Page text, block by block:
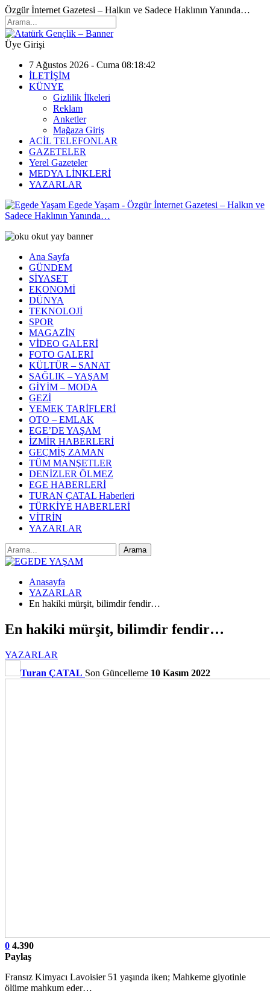
Özgür İnternet Gazetesi – Halkın ve Sadece Haklının Yanında…
Üye Girişi
7 Ağustos 2026 - Cuma 08:18:42
İLETİŞİM
KÜNYE
Gizlilik İlkeleri
Reklam
Anketler
Mağaza Giriş
ACİL TELEFONLAR
GAZETELER
Yerel Gazeteler
MEDYA LİNKLERİ
YAZARLAR
Egede Yaşam - Özgür İnternet Gazetesi – Halkın ve
Sadece Haklının Yanında…
Ana Sayfa
GÜNDEM
SİYASET
EKONOMİ
DÜNYA
TEKNOLOJİ
SPOR
MAGAZİN
VİDEO GALERİ
FOTO GALERİ
KÜLTÜR – SANAT
SAĞLIK – YAŞAM
GİYİM – MODA
GEZİ
YEMEK TARİFLERİ
OTO – EMLAK
EGE’DE YAŞAM
İZMİR HABERLERİ
GEÇMİŞ ZAMAN
TÜM MANŞETLER
DENİZLER ÖLMEZ
EGE HABERLERİ
TURAN ÇATAL Haberleri
TÜRKİYE HABERLERİ
VİTRİN
YAZARLAR
Anasayfa
YAZARLAR
En hakiki mürşit, bilimdir fendir…
En hakiki mürşit, bilimdir fendir…
YAZARLAR
Turan ÇATAL Son Güncelleme 10 Kasım 2022
0 4.390
Paylaş
Fransız Kimyacı Lavoisier 51 yaşında iken; Mahkeme giyotinle
ölüme mahkum eder…